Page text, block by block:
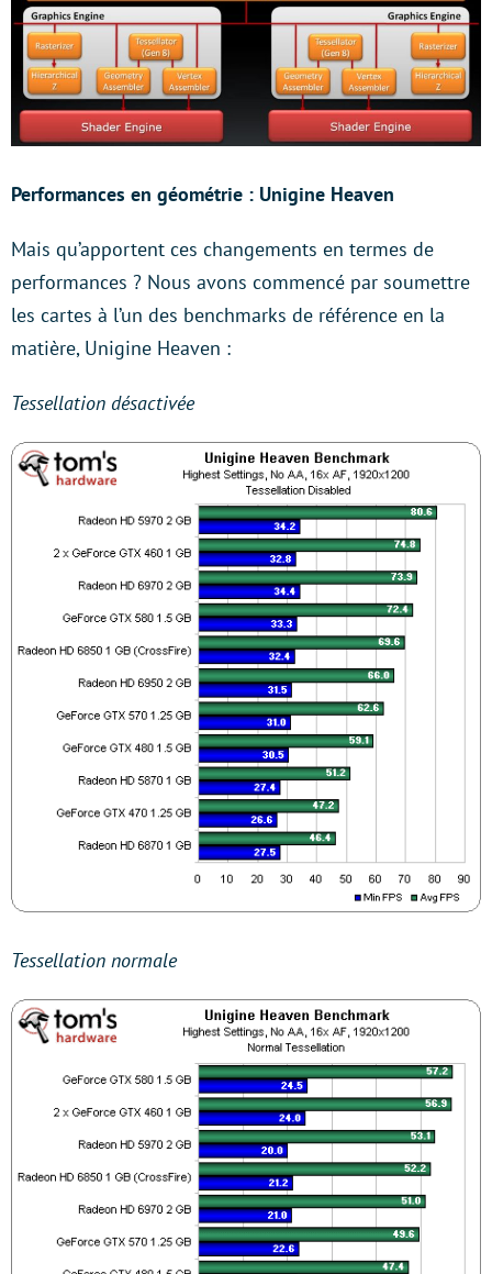
Performances en géométrie : Unigine Heaven
Mais qu’apportent ces changements en termes de
performances ? Nous avons commencé par soumettre
les cartes à l’un des benchmarks de référence en la
matière, Unigine Heaven :
Tessellation désactivée
Tessellation normale